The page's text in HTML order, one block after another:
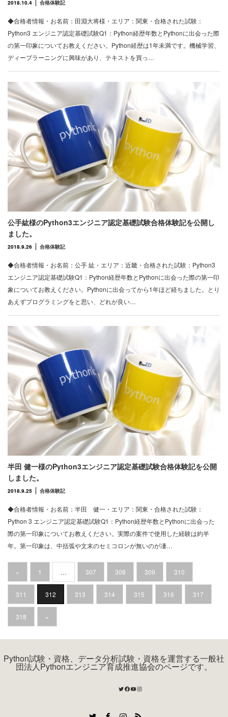
2018.10.4 合格体験記
◆合格者情報・お名前：田淵大将様・エリア：関東・合格された試験：
Python3 エンジニア認定基礎試験Q1：Python経歴年数とPythonに出会った際
の第一印象についてお教えください。Python経歴は1年未満です。機械学習、
ディープラーニングに興味があり、テキストを買っ…
公手紘様のPython3エンジニア認定基礎試験合格体験記を公開し
ました。
2018.9.26 合格体験記
◆合格者情報・お名前：公手 紘・エリア：近畿・合格された試験：Python3
エンジニア認定基礎試験Q1：Python経歴年数とPythonに出会った際の第一印
象についてお教えください。Pythonに出会ってから1年ほど経ちました。とり
あえずプログラミングをと思い、どれが良い…
半田 健一様のPython3エンジニア認定基礎試験合格体験記を公開
しました。
2018.9.25 合格体験記
◆合格者情報・お名前：半田 健一・エリア：関東・合格された試験：
Python 3 エンジニア認定基礎試験Q1：Python経歴年数とPythonに出会った
際の第一印象についてお教えください。実際の案件で使用した経験は約半
年。第一印象は、中括弧や文末のセミコロンが無いのが凄…
« 1 … 307 308 309 310
311 312 313 314 315 316 317
318 »
Python試験・資格、データ分析試験・資格を運営する一般社
団法人Pythonエンジニア育成推進協会のページです。
Twitter
Facebook
YouTube
Instagram
RSS